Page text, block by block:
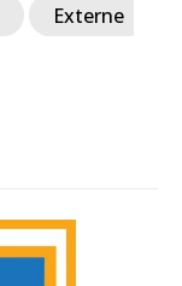
Externe